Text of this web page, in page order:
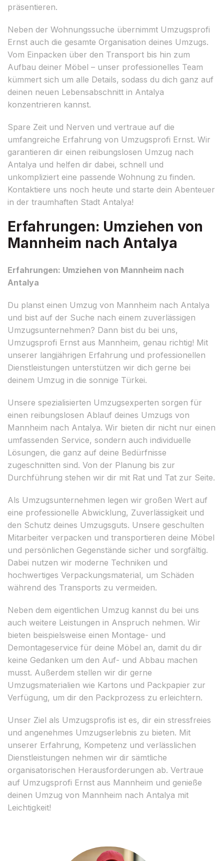
präsentieren.
Neben der Wohnungssuche übernimmt Umzugsprofi
Ernst auch die gesamte Organisation deines Umzugs.
Vom Einpacken über den Transport bis hin zum
Aufbau deiner Möbel – unser professionelles Team
kümmert sich um alle Details, sodass du dich ganz auf
deinen neuen Lebensabschnitt in Antalya
konzentrieren kannst.
Spare Zeit und Nerven und vertraue auf die
umfangreiche Erfahrung von Umzugsprofi Ernst. Wir
garantieren dir einen reibungslosen Umzug nach
Antalya und helfen dir dabei, schnell und
unkompliziert eine passende Wohnung zu finden.
Kontaktiere uns noch heute und starte dein Abenteuer
in der traumhaften Stadt Antalya!
Erfahrungen: Umziehen von
Mannheim nach Antalya
Erfahrungen: Umziehen von Mannheim nach
Antalya
Du planst einen Umzug von Mannheim nach Antalya
und bist auf der Suche nach einem zuverlässigen
Umzugsunternehmen? Dann bist du bei uns,
Umzugsprofi Ernst aus Mannheim, genau richtig! Mit
unserer langjährigen Erfahrung und professionellen
Dienstleistungen unterstützen wir dich gerne bei
deinem Umzug in die sonnige Türkei.
Unsere spezialisierten Umzugsexperten sorgen für
einen reibungslosen Ablauf deines Umzugs von
Mannheim nach Antalya. Wir bieten dir nicht nur einen
umfassenden Service, sondern auch individuelle
Lösungen, die ganz auf deine Bedürfnisse
zugeschnitten sind. Von der Planung bis zur
Durchführung stehen wir dir mit Rat und Tat zur Seite.
Als Umzugsunternehmen legen wir großen Wert auf
eine professionelle Abwicklung, Zuverlässigkeit und
den Schutz deines Umzugsguts. Unsere geschulten
Mitarbeiter verpacken und transportieren deine Möbel
und persönlichen Gegenstände sicher und sorgfältig.
Dabei nutzen wir moderne Techniken und
hochwertiges Verpackungsmaterial, um Schäden
während des Transports zu vermeiden.
Neben dem eigentlichen Umzug kannst du bei uns
auch weitere Leistungen in Anspruch nehmen. Wir
bieten beispielsweise einen Montage- und
Demontageservice für deine Möbel an, damit du dir
keine Gedanken um den Auf- und Abbau machen
musst. Außerdem stellen wir dir gerne
Umzugsmaterialien wie Kartons und Packpapier zur
Verfügung, um dir den Packprozess zu erleichtern.
Unser Ziel als Umzugsprofis ist es, dir ein stressfreies
und angenehmes Umzugserlebnis zu bieten. Mit
unserer Erfahrung, Kompetenz und verlässlichen
Dienstleistungen nehmen wir dir sämtliche
organisatorischen Herausforderungen ab. Vertraue
auf Umzugsprofi Ernst aus Mannheim und genieße
deinen Umzug von Mannheim nach Antalya mit
Leichtigkeit!